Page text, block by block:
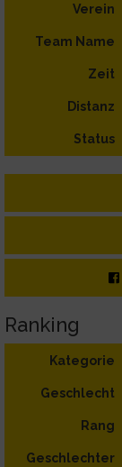
Verein
Team Name
Zeit
Distanz
Status
Ranking
Kategorie
Geschlecht
Rang
Geschlechter